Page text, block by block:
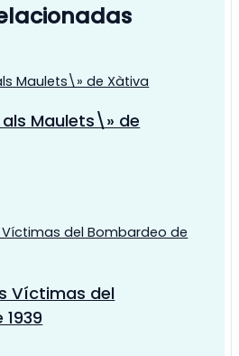
Maulets\» de
Víctimas del